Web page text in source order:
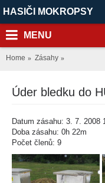
HASIČI MOKROPSY
MENU
Home Zásahy
Úder bledku do
Datum zásahu: 3. 7. 2008
Doba zásahu: 0h 22m
Počet členů: 9